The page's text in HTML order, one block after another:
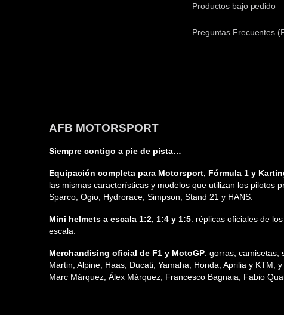
Productos bajo pedido
Preguntas Frecuentes
AFB MOTORSPORT
Siempre contigo a pie de pista…
Equipación completa para Motorsport, Fórmula 1 y
las mismas características y modelos que utilizan los pilotos
Sparco, Ogio, Hydrorace, Simpson, Stand 21 y HANS.
Mini helmets a escala 1:2, 1:4 y 1:5: réplicas oficiales de
escala.
Merchandising oficial de F1 y MotoGP: gorras, camisetas,
Martin, Alpine, Haas, Ducati, Yamaha, Honda, Aprilia y
Marc Márquez, Álex Márquez, Francesco Bagnaia, Fabio